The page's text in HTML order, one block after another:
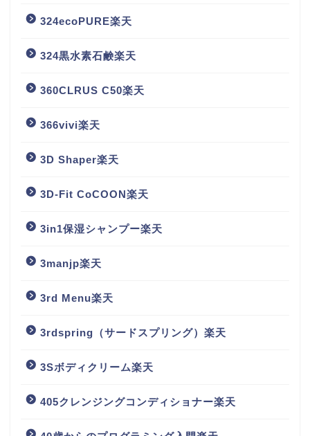
324ecoPURE楽天
324黒水素石鹸楽天
360CLRUS C50楽天
366vivi楽天
3D Shaper楽天
3D-Fit CoCOON楽天
3in1保湿シャンプー楽天
3manjp楽天
3rd Menu楽天
3rdspring（サードスプリング）楽天
3Sボディクリーム楽天
405クレンジングコンディショナー楽天